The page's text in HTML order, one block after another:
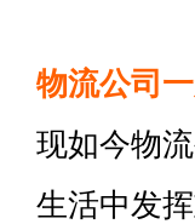
物流公司
现如今物
生活中发